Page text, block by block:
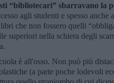
“bibliotecari” sbarravano la
agli studenti e spesso
che non fossero quelli
superiori nella schiera degli
è all'osso. Non può più
(a parte poche lodevoli